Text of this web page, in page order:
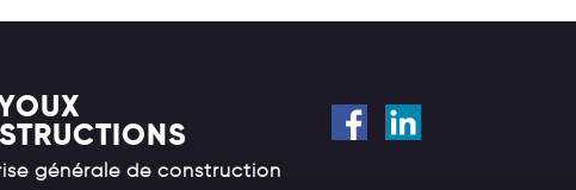
générale de construction